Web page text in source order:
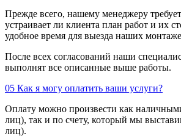
Прежде всего, нашему менеджеру
устраивает ли клиента план работ и их
удобное время для выезда наших
После всех согласований наши
выполнят все описанные выше работы.
05 Как я могу оплатить ваши услуги?
Оплату можно произвести как
лиц), так и по счету, который мы
лиц).